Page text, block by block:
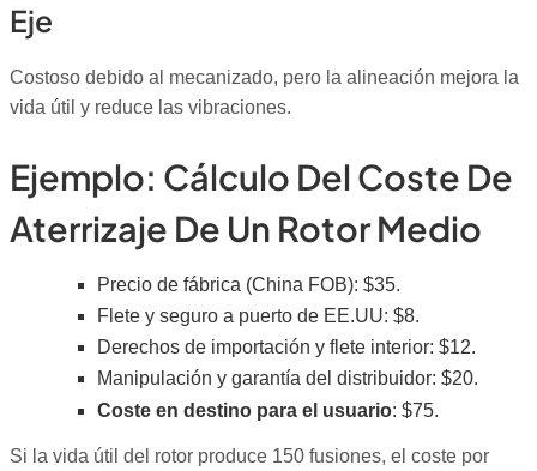
Eje
Costoso debido al mecanizado, pero la alineación mejora la
vida útil y reduce las vibraciones.
Ejemplo: Cálculo Del Coste De
Aterrizaje De Un Rotor Medio
Precio de fábrica (China FOB): $35.
Flete y seguro a puerto de EE.UU: $8.
Derechos de importación y flete interior: $12.
Manipulación y garantía del distribuidor: $20.
Coste en destino para el usuario: $75.
Si la vida útil del rotor produce 150 fusiones, el coste por